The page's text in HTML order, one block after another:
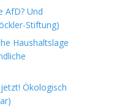
AfD? Und
Stiftung)
Haushaltslage
Ökologisch